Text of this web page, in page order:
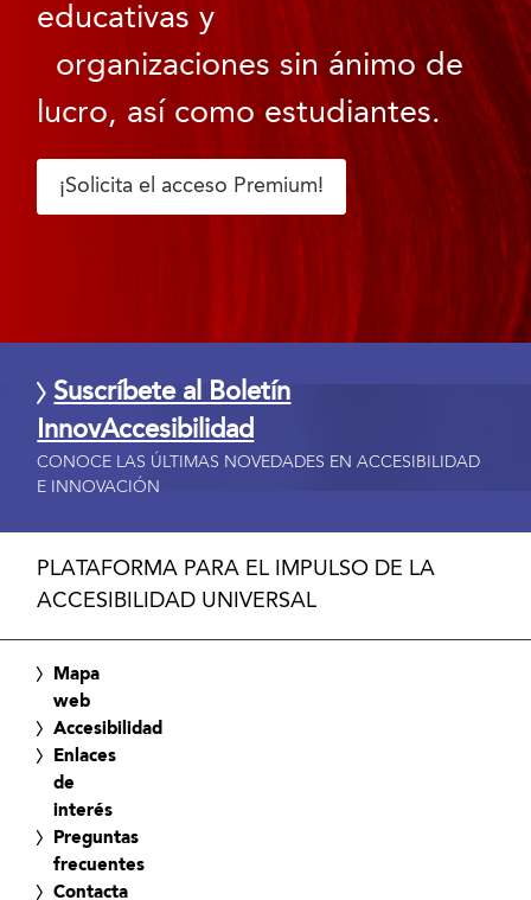
educativas y
organizaciones sin ánimo de
lucro, así como estudiantes.
¡Solicita el acceso Premium!
Suscríbete al Boletín
InnovAccesibilidad
CONOCE LAS ÚLTIMAS NOVEDADES EN ACCESIBILIDAD
E INNOVACIÓN
PLATAFORMA PARA EL IMPULSO DE LA
ACCESIBILIDAD UNIVERSAL
Mapa
web
Accesibilidad
Enlaces
de
interés
Preguntas
frecuentes
Contacta